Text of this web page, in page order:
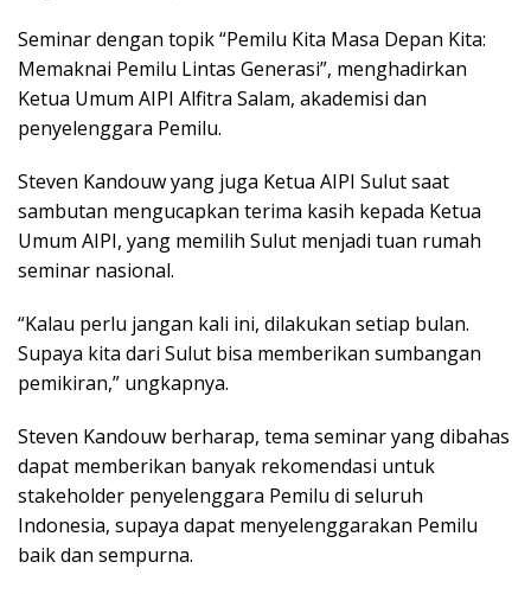
Seminar dengan topik “Pemilu Kita Masa Depan Kita:
Memaknai Pemilu Lintas Generasi”, menghadirkan
Ketua Umum AIPI Alfitra Salam, akademisi dan
penyelenggara Pemilu.
Steven Kandouw yang juga Ketua AIPI Sulut saat
sambutan mengucapkan terima kasih kepada Ketua
Umum AIPI, yang memilih Sulut menjadi tuan rumah
seminar nasional.
“Kalau perlu jangan kali ini, dilakukan setiap bulan.
Supaya kita dari Sulut bisa memberikan sumbangan
pemikiran,” ungkapnya.
Steven Kandouw berharap, tema seminar yang dibahas
dapat memberikan banyak rekomendasi untuk
stakeholder penyelenggara Pemilu di seluruh
Indonesia, supaya dapat menyelenggarakan Pemilu
baik dan sempurna.